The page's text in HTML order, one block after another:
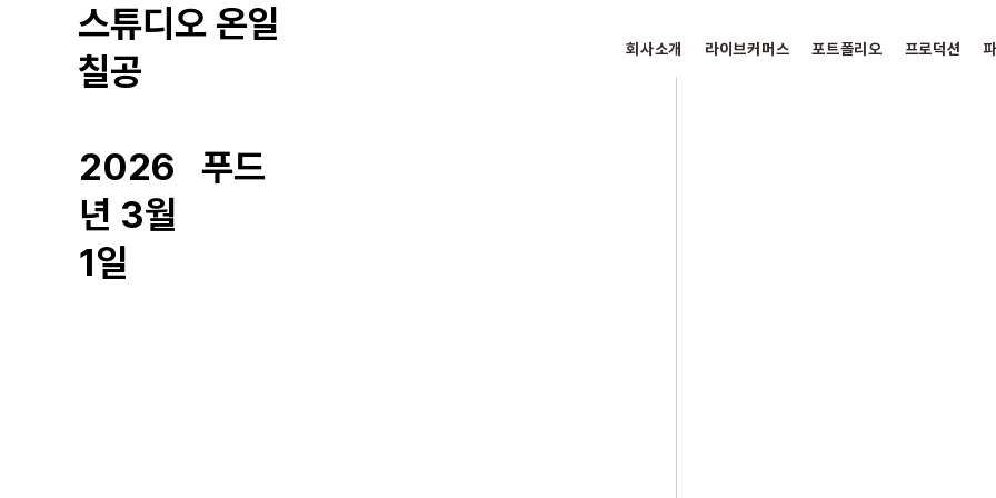
스튜디오 온일
칠공
회사소개 라이브커머스 포트폴리오 프로덕션
2026
년 3월
1일
푸드